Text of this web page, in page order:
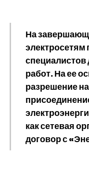
На
электросетям
работ. На ее
разрешение
как сетевая
договор с